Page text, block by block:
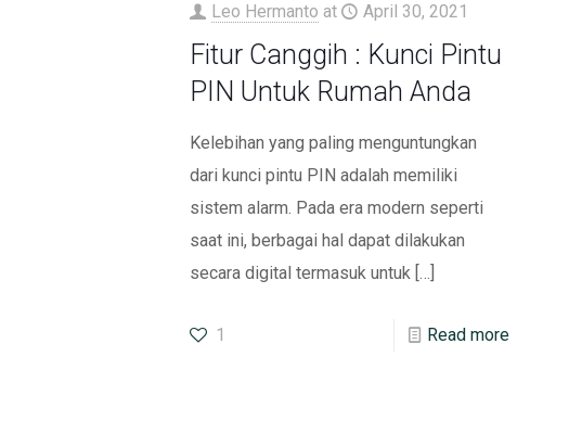
Leo Hermanto at April 30, 2021
Fitur Canggih : Kunci Pintu
PIN Untuk Rumah Anda
Kelebihan yang paling menguntungkan
dari kunci pintu PIN adalah memiliki
sistem alarm. Pada era modern seperti
saat ini, berbagai hal dapat dilakukan
secara digital termasuk untuk[…]
1 Read more